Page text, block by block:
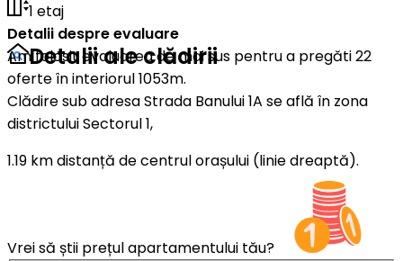
1 etaj
Detalii despre evaluare
Am folosit evaluarea de mai sus pentru a pregăti 22
oferte în interiorul 1053m.
Detalii ale clădirii
Clădire sub adresa Strada Banului 1A se află în zona
districtului Sectorul 1,
1.19 km distanță de centrul orașului (linie dreaptă).
Vrei să știi prețul apartamentului tău?